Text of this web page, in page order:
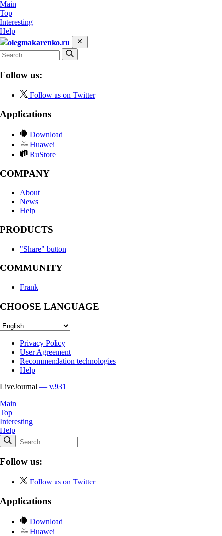
Main
Top
Interesting
Help
olegmakarenko.ru
Follow us:
Follow us on Twitter
Applications
Download
Huawei
RuStore
COMPANY
About
News
Help
PRODUCTS
"Share" button
COMMUNITY
Frank
CHOOSE LANGUAGE
Privacy Policy
User Agreement
Recommendation technologies
Help
LiveJournal — v.931
Main
Top
Interesting
Help
Follow us:
Follow us on Twitter
Applications
Download
Huawei